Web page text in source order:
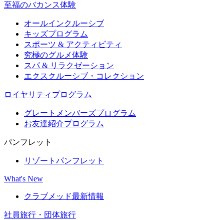
至福のバカンス体験
オールインクルーシブ
キッズプログラム
スポーツ & アクティビティ​
究極のグルメ体験
スパ & リラクゼーション
エクスクルーシブ・コレクション
ロイヤリティプログラム
グレートメンバーズプログラム
お友達紹介プログラム
パンフレット
リゾートパンフレット
What's New
クラブメッド最新情報
社員旅行・団体旅行